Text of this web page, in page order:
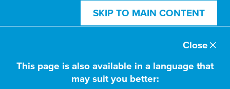
SKIP TO MAIN CONTENT
This page is also available in a language that
may suit you better:
Close